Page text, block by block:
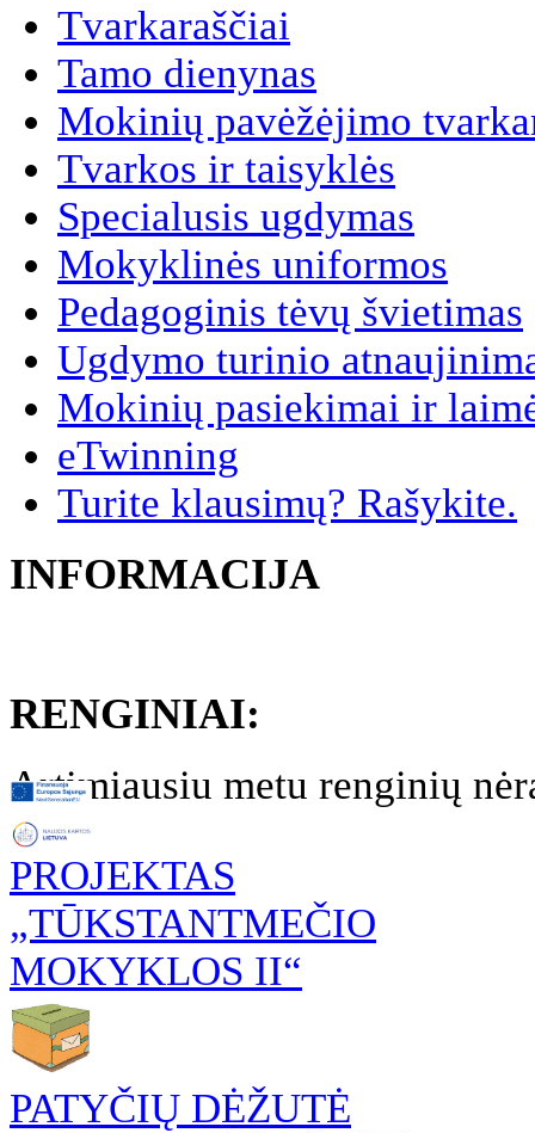
Tvarkaraščiai
Tamo dienynas
Mokinių pavėžėjimo
Tvarkos ir taisyklės
Specialusis ugdymas
Mokyklinės uniformos
Pedagoginis tėvų švietimas
Ugdymo turinio
Mokinių pasiekimai ir
eTwinning
Turite klausimų? Rašykite.
INFORMACIJA
RENGINIAI:
Artimiausiu metu renginių
PROJEKTAS
„TŪKSTANTMEČIO
MOKYKLOS II“
PATYČIŲ DĖŽUTĖ